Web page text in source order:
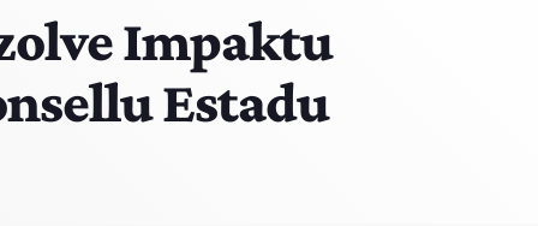
Impaktu
Estadu